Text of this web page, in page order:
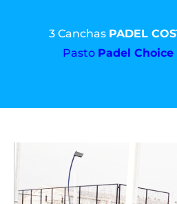
3 Canchas PADEL
Pasto Padel